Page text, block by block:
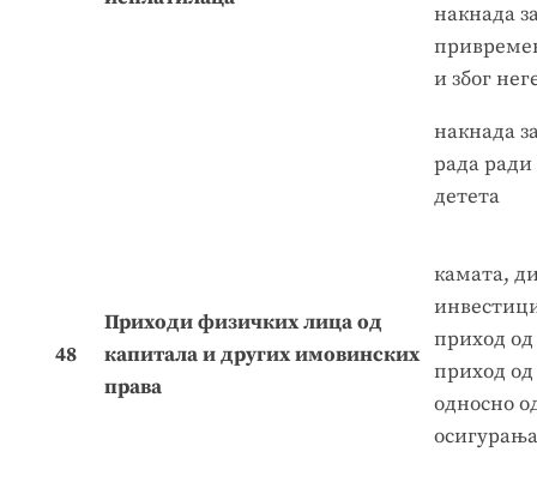
накнада
и због
накнада
рада ради
дететa
48
Приходифизичких лицаод
капитала и других имовинских
права
камата,
приход
приход
односно
осигурања